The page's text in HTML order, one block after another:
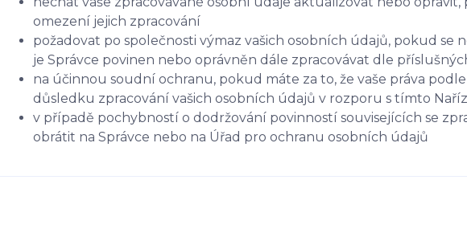
omezení jejich zpracování
požadovat po společnosti výmaz vašich osobních údajů, pokud se
je Správce povinen nebo oprávněn dále zpracovávat dle
na účinnou soudní ochranu, pokud máte za to, že vaše práva
důsledku zpracování vašich osobních údajů v rozporu s tímto
v případě pochybností o dodržování povinností souvisejících se
obrátit na Správce nebo na Úřad pro ochranu osobních údajů